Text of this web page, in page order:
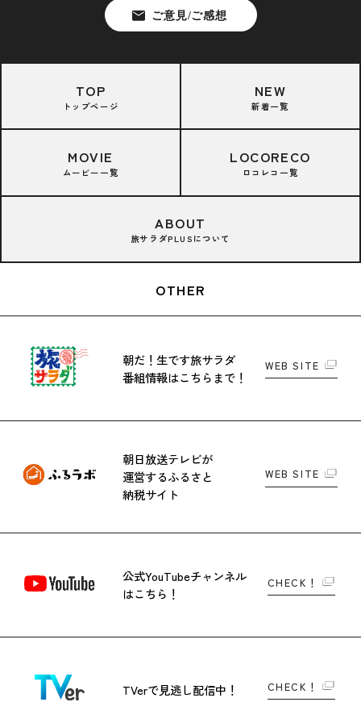
TOP
トップページ
NEW
新着一覧
MOVIE
ムービー一覧
LOCORECO
ロコレコ一覧
ABOUT
旅サラダPLUSについて
OTHER
朝だ！生です旅サラダ
番組情報はこちらまで！
WEB SITE
朝日放送テレビが
運営するふるさと
納税サイト
WEB SITE
公式YouTubeチャンネル
はこちら！
CHECK！
TVerで見逃し配信中！ CHECK！